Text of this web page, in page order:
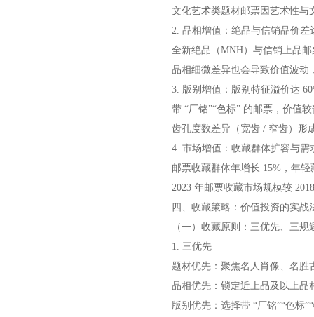
文化艺术类题材邮票因艺术性与
2. 品相增值：绝品与信销品价差
全新绝品（MNH）与信销上品
品相细微差异也会导致价值波动
3. 版别增值：版别特征溢价达
带 “厂铭”“色标” 的邮票，价值
齿孔度数差异（宽齿 / 窄齿）形
4. 市场增值：收藏群体扩容与需
邮票收藏群体年增长 15%，年
2023 年邮票收藏市场规模较
四、收藏策略：价值投资的实战
（一）收藏原则：三优先、三规
1. 三优先
题材优先：聚焦名人肖像、名胜
品相优先：锁定近上品及以上品
版别优先：选择带 “厂铭”“色标